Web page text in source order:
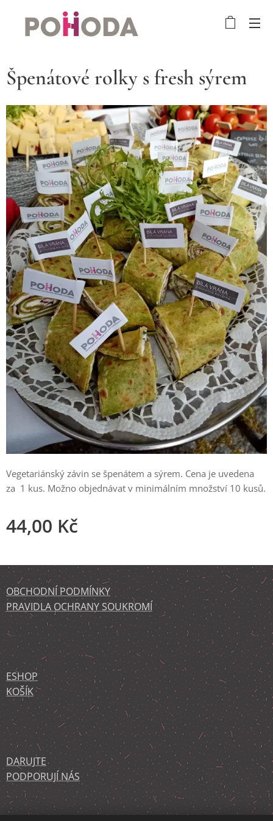
Špenátové rolky s fresh sýrem
Vegetariánský závin se špenátem a sýrem. Cena je uvedena
za 1 kus. Možno objednávat v minimálním množství 10 kusů.
44,00 Kč
OBCHODNÍ PODMÍNKY
PRAVIDLA OCHRANY SOUKROMÍ
ESHOP
KOŠÍK
DARUJTE
PODPORUJÍ NÁS